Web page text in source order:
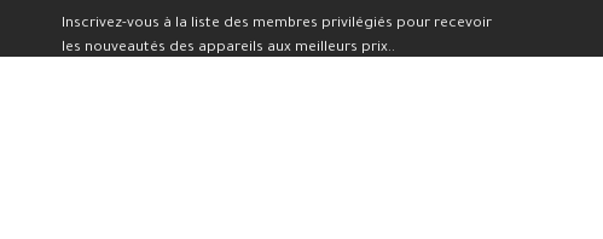
Inscrivez-vous à la liste des membres privilégiés pour recevoir
les nouveautés des appareils aux meilleurs prix..